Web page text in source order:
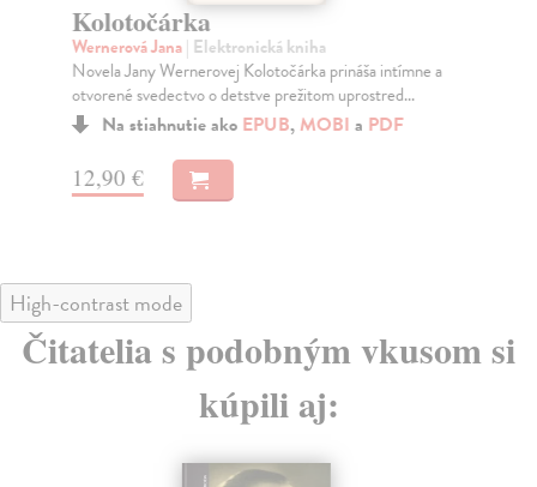
Kolotočárka
Wernerová Jana| Elektronická kniha
Novela Jany Wernerovej Kolotočárka prináša intímne a
otvorené svedectvo o detstve prežitom uprostred...
Na stiahnutie ako EPUB,MOBI a PDF
12,90 €
High-contrast mode
Čitatelia s podobným vkusom si
kúpili aj: